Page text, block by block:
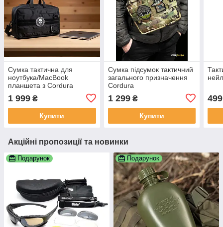
Сумка тактична для
ноутбука/MacBook
планшета з Cordura
1 999 ₴
Купити
Сумка підсумок тактичний
загального призначення
Cordura
1 299₴
Купити
499
Акційні пропозиції та новинки
Подарунок Подарунок